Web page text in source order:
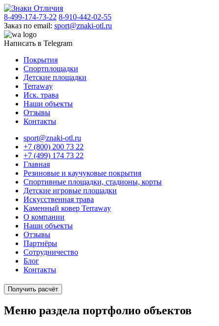
8-499-174-73-22 8-910-442-02-55
Заказ по email: sport@znaki-otl.ru
Написать в Telegram
Покрытия
Спортплощадки
Детские площадки
Terraway
Иск. трава
Наши объекты
Отзывы
Контакты
sport@znaki-otl.ru
+7 (800) 200 73 22
+7 (499) 174 73 22
Главная
Резиновые и каучуковые покрытия
Спортивные площадки, стадионы, корты
Детские игровые площадки
Искусственная трава
Каменный ковер Terraway
О компании
Наши объекты
Отзывы
Партнёры
Сотрудничество
Блог
Контакты
Получить расчёт
Меню раздела портфолио объектов